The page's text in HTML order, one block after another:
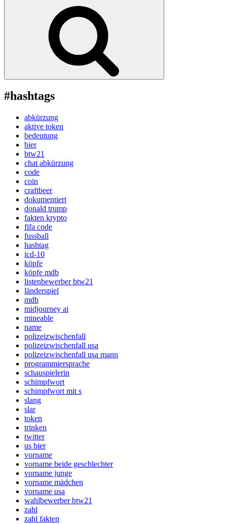
#hashtags
abkürzung
aktive token
bedeutung
bier
btw21
chat abkürzung
code
coin
craftbeer
dokumentiert
donald trump
fakten krypto
fifa code
fussball
hashtag
icd-10
köpfe
köpfe mdb
listenbewerber btw21
länderspiel
mdb
midjourney ai
mineable
name
polizeizwischenfall
polizeizwischenfall usa
polizeizwischenfall usa mann
programmiersprache
schauspielerin
schimpfwort
schimpfwort mit s
slang
slar
token
trinken
twitter
us bier
vorname
vorname beide geschlechter
vorname junge
vorname mädchen
vorname usa
wahlbewerber btw21
zahl
zahl fakten